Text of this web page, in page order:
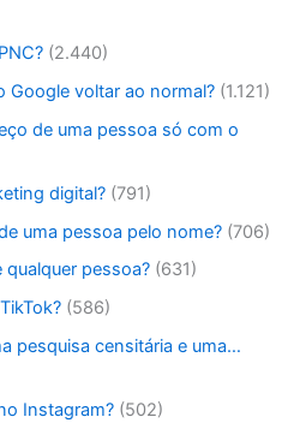
(2.440)
Google voltar ao normal? (1.121)
de uma pessoa só com o
digital? (791)
uma pessoa pelo nome? (706)
pessoa? (631)
(586)
pesquisa censitária e uma…
Instagram? (502)